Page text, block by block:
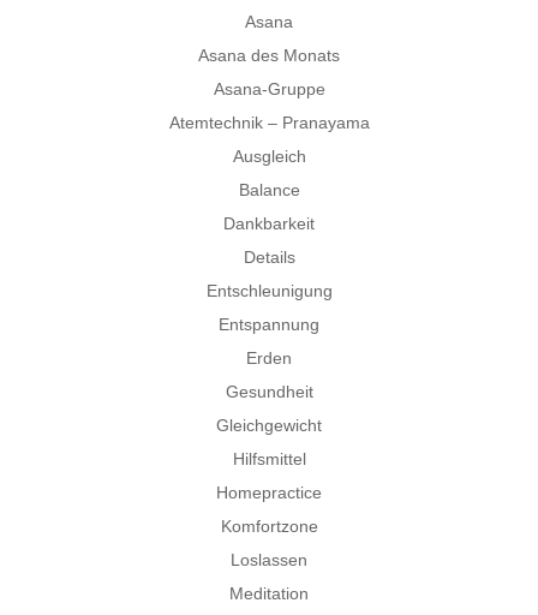
Asana
Asana des Monats
Asana-Gruppe
Atemtechnik – Pranayama
Ausgleich
Balance
Dankbarkeit
Details
Entschleunigung
Entspannung
Erden
Gesundheit
Gleichgewicht
Hilfsmittel
Homepractice
Komfortzone
Loslassen
Meditation